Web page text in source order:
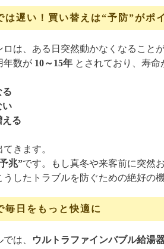
は遅い！買い替えは“予防”がポ
は、ある日突然動かなくなることが
年数が 10～15年 とされており、寿命
る
い
える
きます。
兆”です。もし真冬や来客前に突然
したトラブルを防ぐための絶好の機
毎日をもっと快適に
は、 ウルトラファインバブル給湯